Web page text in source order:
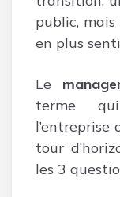
public,
en plus
Le
terme
tour
les 3